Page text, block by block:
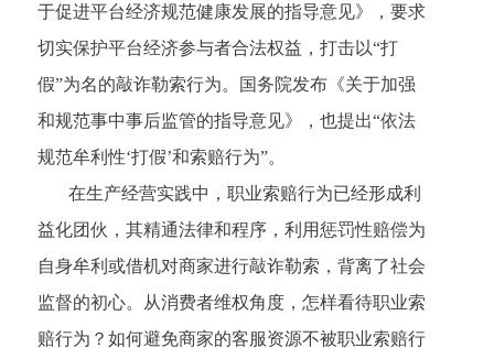
于促进平台经济规范健康发展的指导意见》，要求
切实保护平台经济参与者合法权益，打击以“打
假”为名的敲诈勒索行为。国务院发布《关于加强
和规范事中事后监管的指导意见》，也提出“依法
规范牟利性‘打假’和索赔行为”。
在生产经营实践中，职业索赔行为已经形成利
益化团伙，其精通法律和程序，利用惩罚性赔偿为
自身牟利或借机对商家进行敲诈勒索，背离了社会
监督的初心。从消费者维权角度，怎样看待职业索
赔行为？如何避免商家的客服资源不被职业索赔行